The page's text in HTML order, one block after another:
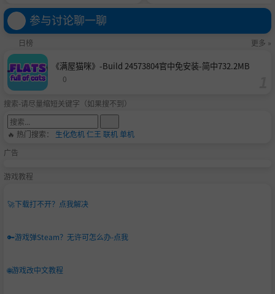
参与讨论聊一聊
日榜 更多 »
《满屋猫咪》-Build 24573804官中免安装-简中732.2MB
0
搜索-请尽量缩短关键字（如果搜不到）
🔥 热门搜索： 生化危机仁王 联机单机
广告
游戏教程
🚀下载打不开？点我解决
🔑游戏弹Steam？无许可怎么办-点我
🌐游戏改中文教程